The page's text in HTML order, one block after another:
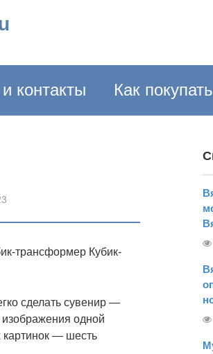
контакты Как покупать
трансформер Кубик-
сделать сувенир —
одной
картинок — шесть